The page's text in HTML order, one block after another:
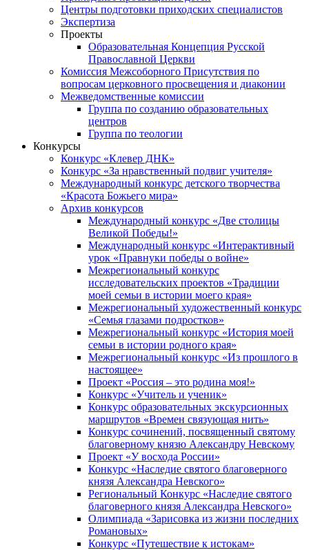
Центры подготовки приходских специалистов
Экспертиза
Проекты
Образовательная Концепция Русской
Православной Церкви
Комиссия Межсоборного Присутствия по
вопросам церковного просвещения и диаконии
Межведомственные комиссии
Группа по созданию образовательных
центров
Группа по теологии
Конкурсы
Конкурс «Клевер ДНК»
Конкурс «За нравственный подвиг учителя»
Международный конкурс детского творчества
«Красота Божьего мира»
Архив конкурсов
Международный конкурс «Две столицы
Великой Победы!»
Международный конкурс «Интерактивный
урок «Правнуки победы о войне»
Межрегиональный конкурс
исследовательских проектов «Традиции
моей семьи в истории моего края»
Межрегиональный художественный конкурс
«Семья глазами подростков»
Межрегиональный конкурс «История моей
семьи в истории родного края»
Межрегиональный конкурс «Из прошлого в
настоящее»
Проект «Россия – это родина моя!»
Конкурс «Учитель и ученик»
Конкурс образовательных экскурсионных
маршрутов «Времен связующая нить»
Конкурс сочинений, посвященный святому
благоверному князю Александру Невскому
Проект «У восхода России»
Конкурс «Наследие святого благоверного
князя Александра Невского»
Региональный Конкурс «Наследие святого
благоверного князя Александра Невского»
Олимпиада «Зарисовка из жизни последних
Романовых»
Конкурс «Путешествие к истокам»